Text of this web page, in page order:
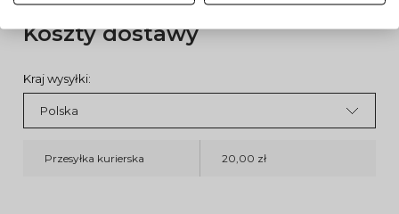
Koszty dostawy
Kraj wysyłki:
Przesyłka kurierska 20,00 zł